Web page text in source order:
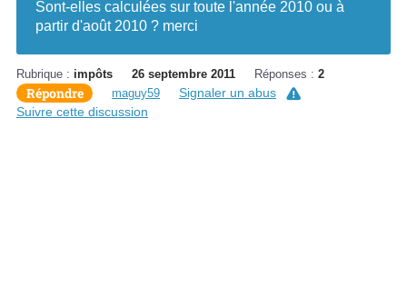
Sont-elles calculées sur toute l'année 2010 ou à
partir d'août 2010 ? merci
Rubrique : impôts 26 septembre 2011 Réponses : 2
Répondre maguy59
Signaler un abus
Suivre cette discussion